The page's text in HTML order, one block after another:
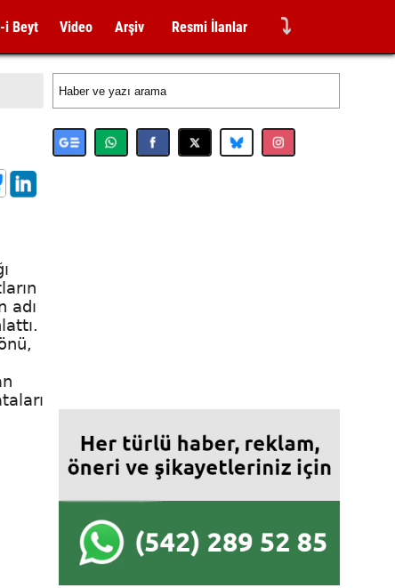
i Beyt Video Arşiv Resmi İlanlar ⤵
adı